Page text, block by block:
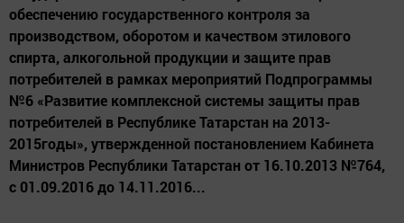
обеспечению государственного контроля за
производством, оборотом и качеством этилового
спирта, алкогольной продукции и защите прав
потребителей в рамках мероприятий Подпрограммы
№6 «Развитие комплексной системы защиты прав
потребителей в Республике Татарстан на 2013-
2015годы», утвержденной постановлением Кабинета
Министров Республики Татарстан от 16.10.2013 №764,
с 01.09.2016 до 14.11.2016...